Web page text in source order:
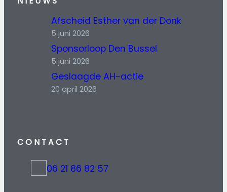
Afscheid Esther van der Donk
5 juni 2026
Sponsorloop Den Bussel
5 juni 2026
Geslaagde AH-actie
20 april 2026
CONTACT
t 06 21 86 82 57